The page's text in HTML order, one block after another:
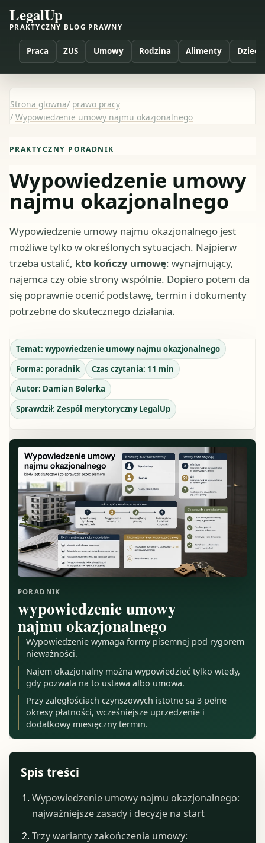
LegalUp
PRAKTYCZNY BLOG PRAWNY
Praca ZUS Umowy Rodzina Alimenty Dzieci
Strona glowna/ prawo pracy
/ Wypowiedzenie umowy najmu okazjonalnego
PRAKTYCZNY PORADNIK
Wypowiedzenie umowy
najmu okazjonalnego
Wypowiedzenie umowy najmu okazjonalnego jest
możliwe tylko w określonych sytuacjach. Najpierw
trzeba ustalić, kto kończy umowę: wynajmujący,
najemca czy obie strony wspólnie. Dopiero potem da
się poprawnie ocenić podstawę, termin i dokumenty
potrzebne do skutecznego działania.
Temat: wypowiedzenie umowy najmu okazjonalnego
Forma: poradnik Czas czytania: 11 min
Autor: Damian Bolerka
Sprawdził: Zespół merytoryczny LegalUp
PORADNIK
wypowiedzenie umowy
najmu okazjonalnego
Wypowiedzenie wymaga formy pisemnej pod rygorem
nieważności.
Najem okazjonalny można wypowiedzieć tylko wtedy,
gdy pozwala na to ustawa albo umowa.
Przy zaległościach czynszowych istotne są 3 pełne
okresy płatności, wcześniejsze uprzedzenie i
dodatkowy miesięczny termin.
Spis treści
Wypowiedzenie umowy najmu okazjonalnego:
najważniejsze zasady i decyzje na start
Trzy warianty zakończenia umowy: